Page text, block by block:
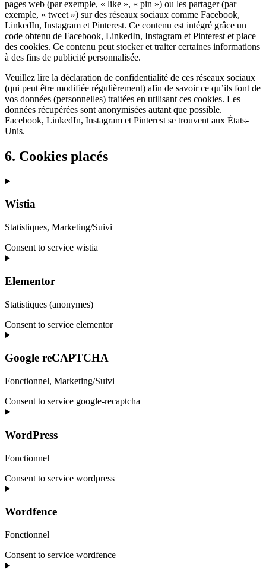
pages web (par exemple, « like », « pin ») ou les partager (par
exemple, « tweet ») sur des réseaux sociaux comme Facebook,
LinkedIn, Instagram et Pinterest. Ce contenu est intégré grâce un
code obtenu de Facebook, LinkedIn, Instagram et Pinterest et place
des cookies. Ce contenu peut stocker et traiter certaines informations
à des fins de publicité personnalisée.
Veuillez lire la déclaration de confidentialité de ces réseaux sociaux
(qui peut être modifiée régulièrement) afin de savoir ce qu’ils font de
vos données (personnelles) traitées en utilisant ces cookies. Les
données récupérées sont anonymisées autant que possible.
Facebook, LinkedIn, Instagram et Pinterest se trouvent aux États-
Unis.
6. Cookies placés
Wistia
Statistiques, Marketing/Suivi
Consent to service wistia
Elementor
Statistiques (anonymes)
Consent to service elementor
Google reCAPTCHA
Fonctionnel, Marketing/Suivi
Consent to service google-recaptcha
WordPress
Fonctionnel
Consent to service wordpress
Wordfence
Fonctionnel
Consent to service wordfence